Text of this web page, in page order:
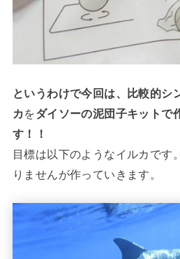
というわけで今回は、比較的シ
カ をダイソーの泥団子キットで
す！！
目標は以下のようなイルカです
りませんが作っていきます。